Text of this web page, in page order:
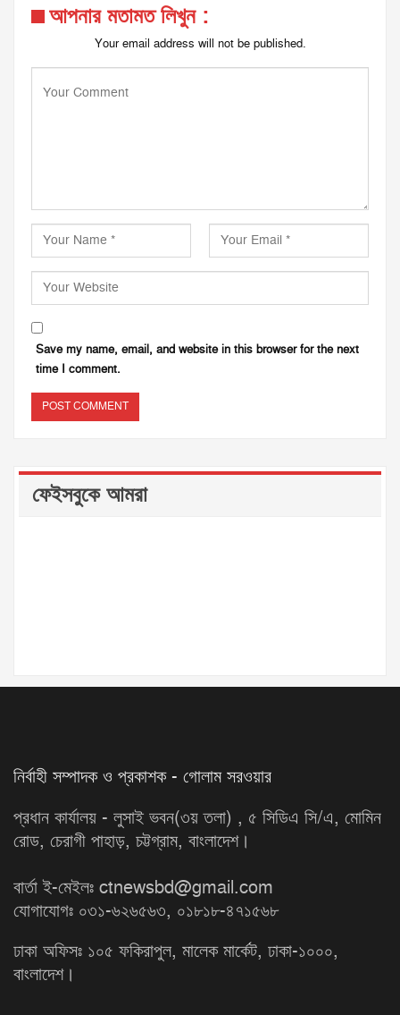
আপনার মতামত লিখুন :
Your email address will not be published.
Save my name, email, and website in this browser for the next
time I comment.
ফেইসবুকে আমরা
নির্বাহী সম্পাদক ও প্রকাশক - গোলাম সরওয়ার
প্রধান কার্যালয় - লুসাই ভবন(৩য় তলা) , ৫ সিডিএ সি/এ, মোমিন
রোড, চেরাগী পাহাড়, চট্টগ্রাম, বাংলাদেশ।
বার্তা ই-মেইলঃ ctnewsbd@gmail.com
যোগাযোগঃ ০৩১-৬২৬৫৬৩, ০১৮১৮-৪৭১৫৬৮
ঢাকা অফিসঃ ১০৫ ফকিরাপুল, মালেক মার্কেট, ঢাকা-১০০০,
বাংলাদেশ।